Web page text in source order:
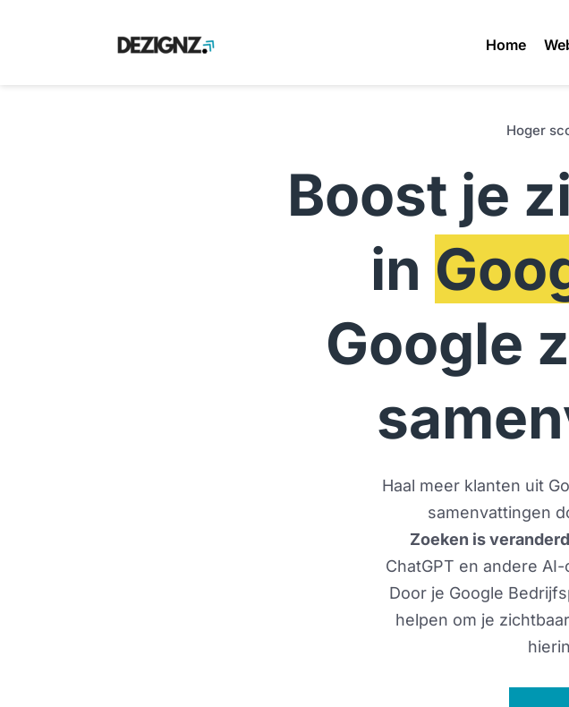
Home
Hoger
Boost je
in
Google
Haal meer klanten uit
samenvattingen
Zoeken is
ChatGPT en andere
Door je Google
helpen om je